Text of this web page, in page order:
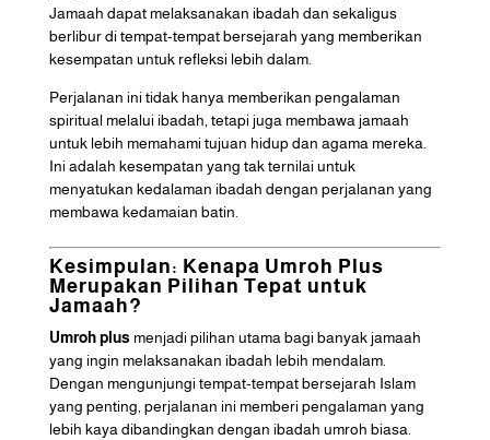
Jamaah dapat melaksanakan ibadah dan sekaligus
berlibur di tempat-tempat bersejarah yang memberikan
kesempatan untuk refleksi lebih dalam.
Perjalanan ini tidak hanya memberikan pengalaman
spiritual melalui ibadah, tetapi juga membawa jamaah
untuk lebih memahami tujuan hidup dan agama mereka.
Ini adalah kesempatan yang tak ternilai untuk
menyatukan kedalaman ibadah dengan perjalanan yang
membawa kedamaian batin.
Kesimpulan: Kenapa Umroh Plus
Merupakan Pilihan Tepat untuk
Jamaah?
Umroh plusmenjadi pilihan utama bagi banyak jamaah
yang ingin melaksanakan ibadah lebih mendalam.
Dengan mengunjungi tempat-tempat bersejarah Islam
yang penting, perjalanan ini memberi pengalaman yang
lebih kaya dibandingkan dengan ibadah umroh biasa.